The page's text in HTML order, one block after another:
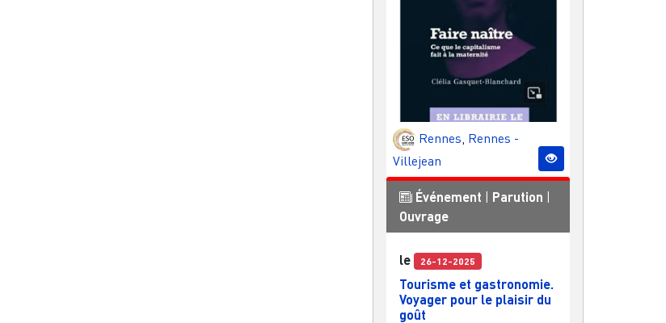
Rennes, Rennes -
Villejean
Événement Parution
Ouvrage
le 26-12-2025
Tourisme et gastronomie.
Voyager pour le plaisir du
goût